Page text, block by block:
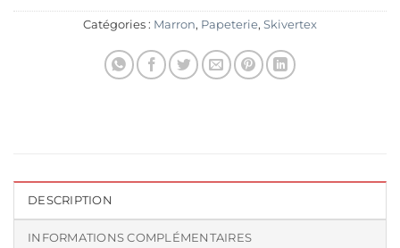
Catégories : Marron, Papeterie, Skivertex
DESCRIPTION
INFORMATIONS COMPLÉMENTAIRES